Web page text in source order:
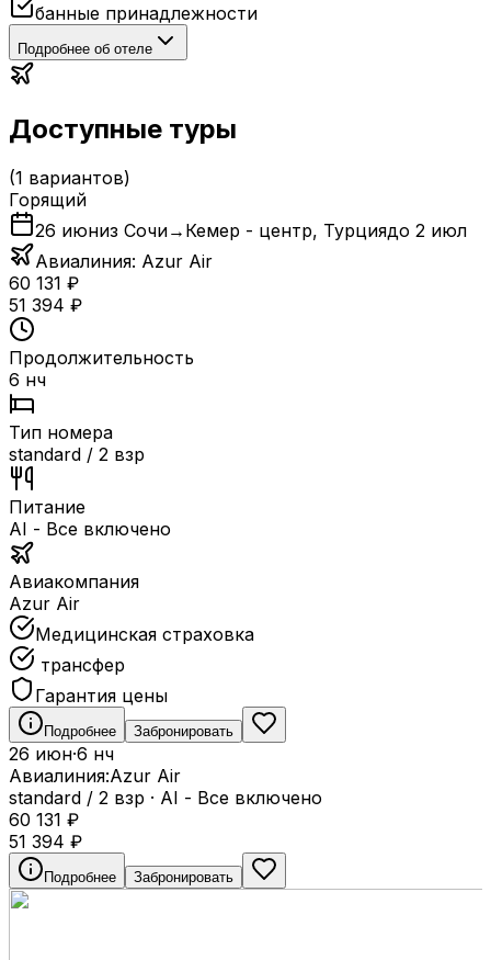
банные принадлежности
Подробнее об отеле
Доступные туры
(1 вариантов)
Горящий
26 июниз Сочи→ Кемер - центр, Турциядо 2 июл
Авиалиния: Azur Air
60 131 ₽
51 394 ₽
Продолжительность
6 нч
Тип номера
standard / 2 взр
Питание
AI - Все включено
Авиакомпания
Azur Air
Медицинская страховка
трансфер
Гарантия цены
Подробнее Забронировать
26 июн·6 нч
Авиалиния:Azur Air
standard / 2 взр · AI - Все включено
60 131 ₽
51 394 ₽
Подробнее Забронировать